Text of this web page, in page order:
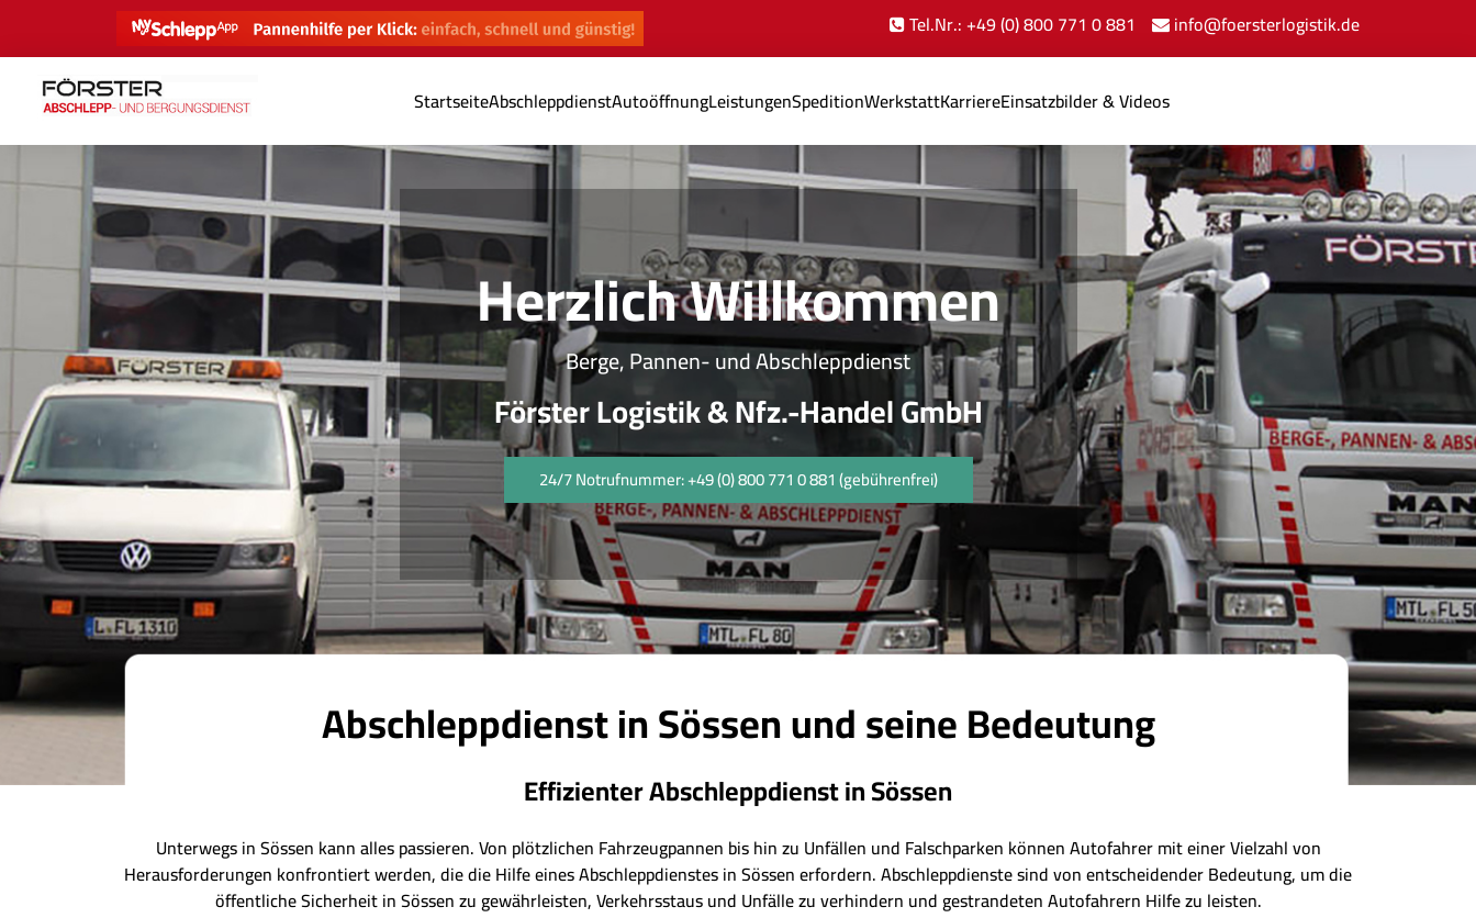
Tel.Nr.: +49 (0) 800 771 0 881 info@foersterlogistik.de
StartseiteAbschleppdienstAutoöffnungLeistungenSpeditionWerkstattKarriereEinsatzbilder & Videos
Herzlich Willkommen
Berge, Pannen- und Abschleppdienst
Förster Logistik & Nfz.-Handel GmbH
24/7 Notrufnummer: +49 (0) 800 771 0 881 (gebührenfrei)
Abschleppdienst in Sössen und seine Bedeutung
Effizienter Abschleppdienst in Sössen
Unterwegs in Sössen kann alles passieren. Von plötzlichen Fahrzeugpannen bis hin zu Unfällen und Falschparken können Autofahrer mit einer Vielzahl von
Herausforderungen konfrontiert werden, die die Hilfe eines Abschleppdienstes in Sössen erfordern. Abschleppdienste sind von entscheidender Bedeutung, um die
öffentliche Sicherheit in Sössen zu gewährleisten, Verkehrsstaus und Unfälle zu verhindern und gestrandeten Autofahrern Hilfe zu leisten.